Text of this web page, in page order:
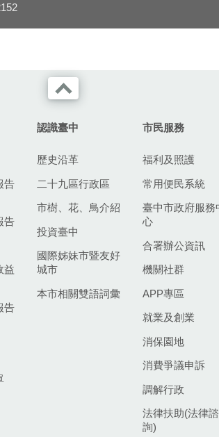
告
告
益
告
認識臺中
歷史沿革
二十九區行政區
市樹、花、鳥介紹
投資臺中
國際姊妹市暨友好
城市
本市相關雙語詞彙
市民服務
福利及照護
常用便民系統
臺中市政府服務
心
合署辦公資訊
機關社群
APP專區
就業及創業
消保園地
消費爭議申訴
調解行政
法律扶助(法律諮
詢)